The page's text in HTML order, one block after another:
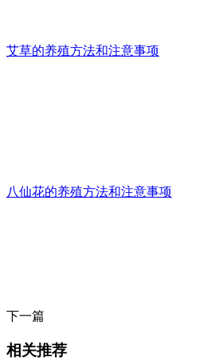
艾草的养殖方法和注意事项
八仙花的养殖方法和注意事项
下一篇
相关推荐